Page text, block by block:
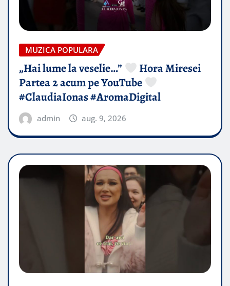
MUZICA POPULARA
„Hai lume la veselie…”
Hora Miresei
Partea 2 acum pe YouTube
#ClaudiaIonas #AromaDigital
admin aug. 9, 2026